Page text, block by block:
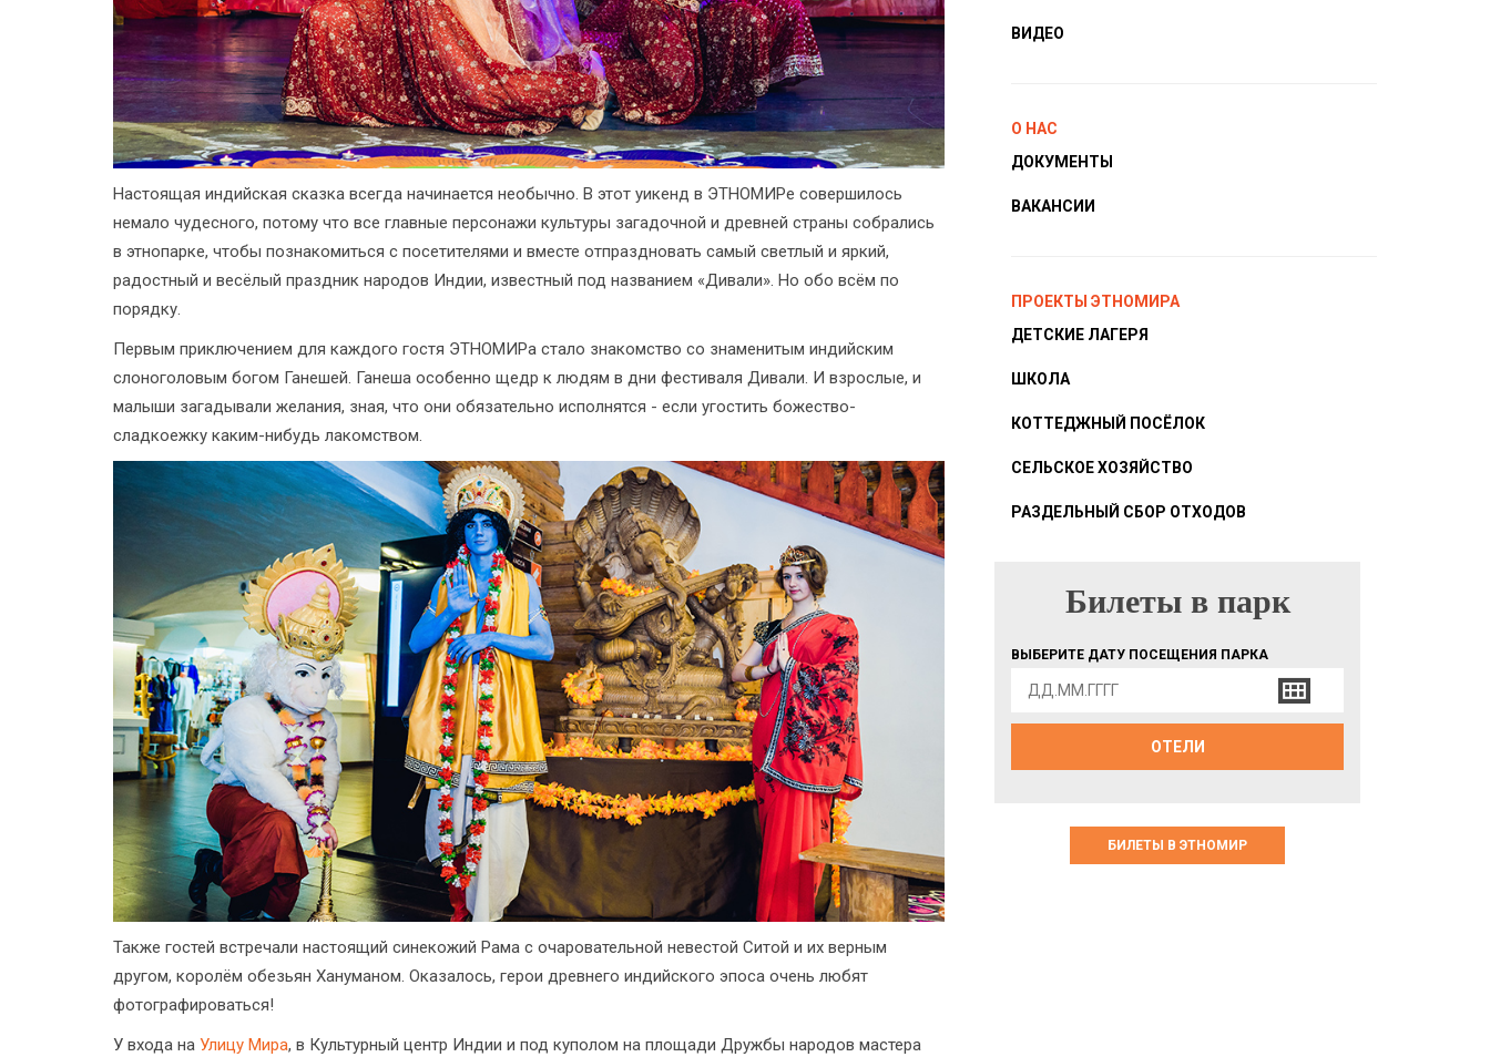
Настоящая индийская сказка всегда начинается необычно. В этот уикенд в ЭТНОМИРе совершилось
немало чудесного, потому что все главные персонажи культуры загадочной и древней страны собрались
в этнопарке, чтобы познакомиться с посетителями и вместе отпраздновать самый светлый и яркий,
радостный и весёлый праздник народов Индии, известный под названием «Дивали». Но обо всём по
порядку.
Первым приключением для каждого гостя ЭТНОМИРа стало знакомство со знаменитым индийским
слоноголовым богом Ганешей. Ганеша особенно щедр к людям в дни фестиваля Дивали. И взрослые, и
малыши загадывали желания, зная, что они обязательно исполнятся - если угостить божество-
сладкоежку каким-нибудь лакомством.
Также гостей встречали настоящий синекожий Рама с очаровательной невестой Ситой и их верным
другом, королём обезьян Хануманом. Оказалось, герои древнего индийского эпоса очень любят
фотографироваться!
У входа на Улицу Мира, в Культурный центр Индии и под куполом на площади Дружбы народов мастера
ВИДЕО
О НАС
ДОКУМЕНТЫ
ВАКАНСИИ
ПРОЕКТЫ ЭТНОМИРА
ДЕТСКИЕ ЛАГЕРЯ
ШКОЛА
КОТТЕДЖНЫЙ ПОСЁЛОК
СЕЛЬСКОЕ ХОЗЯЙСТВО
РАЗДЕЛЬНЫЙ СБОР ОТХОДОВ
БИЛЕТЫ В ПАРК
Билеты в парк
ВЫБЕРИТЕ ДАТУ ПОСЕЩЕНИЯ ПАРКА
ОТЕЛИ
БИЛЕТЫ В ЭТНОМИР